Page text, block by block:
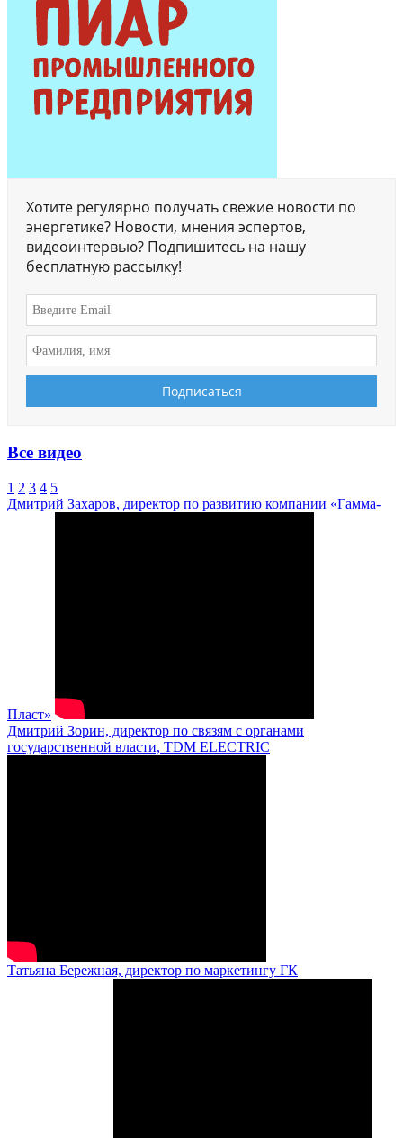
Хотите регулярно получать свежие новости по
энергетике? Новости, мнения эспертов,
видеоинтервью? Подпишитесь на нашу
бесплатную рассылку!
Все видео
1 2 3 4 5
Дмитрий Захаров, директор по развитию компании «Гамма-
Пласт»
Дмитрий Зорин, директор по связям с органами
государственной власти, TDM ELECTRIC
Татьяна Бережная, директор по маркетингу ГК